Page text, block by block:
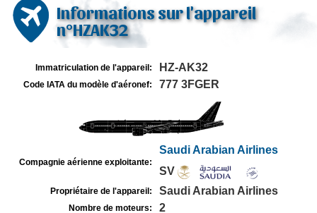
Informations sur l'appareil
n°HZAK32
Immatriculation de l'appareil: HZ-AK32
Code IATA du modèle d'aéronef: 777 3FGER
Compagnie aérienne exploitante:
Saudi Arabian Airlines
SV
Propriétaire de l'appareil: Saudi Arabian Airlines
Nombre de moteurs: 2